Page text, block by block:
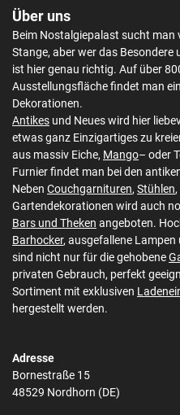
Über uns
Beim Nostalgiepalast sucht man
Stange, aber wer das Besondere
ist hier genau richtig. Auf über
Ausstellungsfläche findet man
Dekorationen.
Antikes und Neues wird hier
etwas ganz Einzigartiges zu
aus massiv Eiche, Mango– oder
Furnier findet man bei den
Neben Couchgarnituren, Stühlen,
Gartendekorationen wird auch
Bars und Theken angeboten.
Barhocker, ausgefallene Lampen
sind nicht nur für die gehobene
privaten Gebrauch, perfekt
Sortiment mit exklusiven
hergestellt werden.
Adresse
Bornestraße 15
48529 Nordhorn (DE)